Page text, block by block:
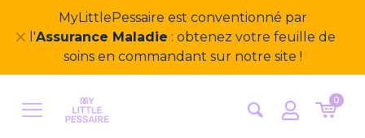
Bienvenue sur notre nouveau site
MyLittlePessaire ! Nous avons hâte d'avoir vos
retours
✕
0